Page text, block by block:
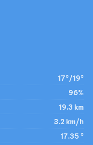
17°/19°
96%
19.3 km
3.2 km/h
17.35 °